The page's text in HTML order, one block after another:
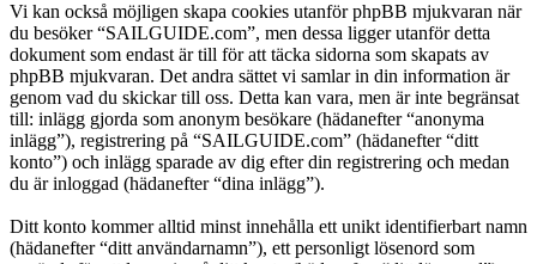
Vi kan också möjligen skapa cookies utanför phpBB mjukvaran när
du besöker “SAILGUIDE.com”, men dessa ligger utanför detta
dokument som endast är till för att täcka sidorna som skapats av
phpBB mjukvaran. Det andra sättet vi samlar in din information är
genom vad du skickar till oss. Detta kan vara, men är inte begränsat
till: inlägg gjorda som anonym besökare (hädanefter “anonyma
inlägg”), registrering på “SAILGUIDE.com” (hädanefter “ditt
konto”) och inlägg sparade av dig efter din registrering och medan
du är inloggad (hädanefter “dina inlägg”).
Ditt konto kommer alltid minst innehålla ett unikt identifierbart namn
(hädanefter “ditt användarnamn”), ett personligt lösenord som